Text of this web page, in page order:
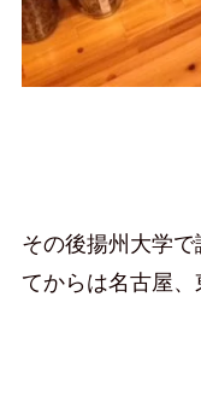
その後揚州大学
てからは名古屋、